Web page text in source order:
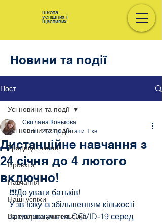
школа
успішних і
щасливих
Новини та події
Пост
Усі новини та події
Традиції школи
Проєкти
Навчання
Наші успіхи
Віртуальна учительська
Усі новини та події
Дистанційне навчання з
24 січня до 4 лютого
включно!
Світлана Конькова
21 січ. 2022 р. Читати 1 хв
❗❗❗До уваги батьків!
У зв'язку із збільшенням кількості
захворювань на COVID-19 серед